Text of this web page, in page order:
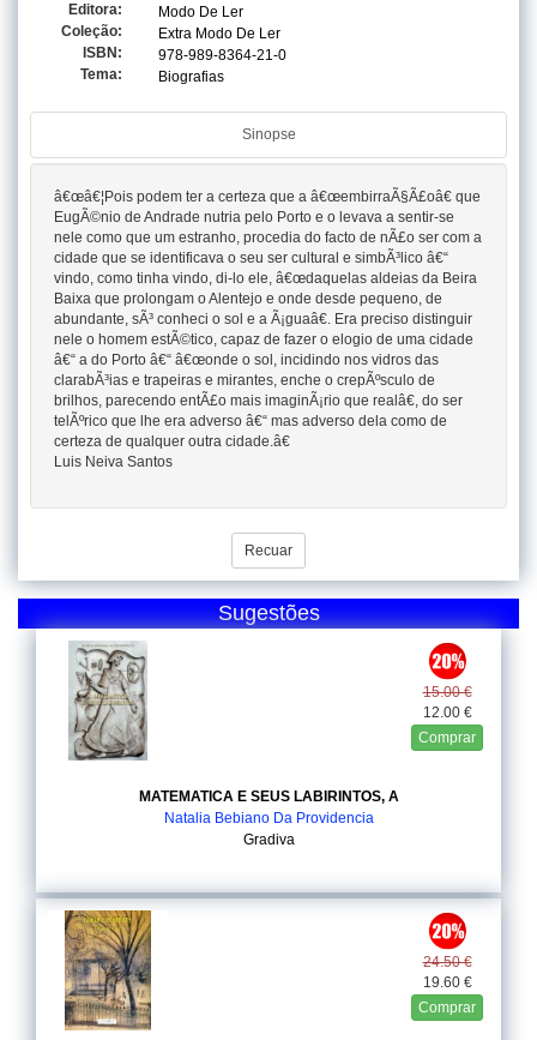
Editora:
Modo De Ler
Coleção:
Extra Modo De Ler
ISBN:
978-989-8364-21-0
Tema:
Biografias
Sinopse
â€œâ€¦Pois podem ter a certeza que a â€œembirraÃ§Ã£oâ€ que
EugÃ©nio de Andrade nutria pelo Porto e o levava a sentir-se
nele como que um estranho, procedia do facto de nÃ£o ser com a
cidade que se identificava o seu ser cultural e simbÃ³lico â€“
vindo, como tinha vindo, di-lo ele, â€œdaquelas aldeias da Beira
Baixa que prolongam o Alentejo e onde desde pequeno, de
abundante, sÃ³ conheci o sol e a Ã¡guaâ€. Era preciso distinguir
nele o homem estÃ©tico, capaz de fazer o elogio de uma cidade
â€“ a do Porto â€“ â€œonde o sol, incidindo nos vidros das
clarabÃ³ias e trapeiras e mirantes, enche o crepÃºsculo de
brilhos, parecendo entÃ£o mais imaginÃ¡rio que realâ€, do ser
telÃºrico que lhe era adverso â€“ mas adverso dela como de
certeza de qualquer outra cidade.â€
Luis Neiva Santos
Recuar
Sugestões
15.00 €
12.00 €
Comprar
MATEMATICA E SEUS LABIRINTOS, A
Natalia Bebiano Da Providencia
Gradiva
24.50 €
19.60 €
Comprar